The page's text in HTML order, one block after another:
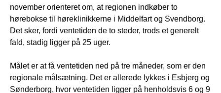
november orienteret om, at regionen indkøber to
hørebokse til høreklinikkerne i Middelfart og Svendborg.
Det sker, fordi ventetiden de to steder, trods et generelt
fald, stadig ligger på 25 uger.
Målet er at få ventetiden ned på tre måneder, som er den
regionale målsætning. Det er allerede lykkes i Esbjerg og
Sønderborg, hvor ventetiden ligger på henholdsvis 6 og 9